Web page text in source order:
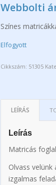
Webbolti
Színes
Elfogyott
Cikkszám: 51305
LEÍRÁS
Leírás
Matricás
Olvass
izgalmas